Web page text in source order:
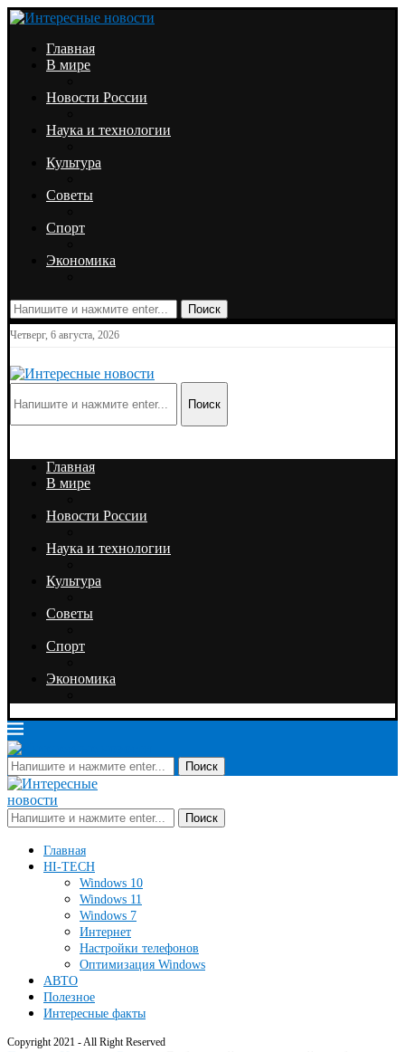
Главная
В мире
Новости России
Наука и технологии
Культура
Советы
Спорт
Экономика
Поиск
Четверг, 6 августа, 2026
Поиск
Главная
В мире
Новости России
Наука и технологии
Культура
Советы
Спорт
Экономика
Поиск
Поиск
Главная
HI-TECH
Windows 10
Windows 11
Windows 7
Интернет
Настройки телефонов
Оптимизация Windows
АВТО
Полезное
Интересные факты
Copyright 2021 - All Right Reserved